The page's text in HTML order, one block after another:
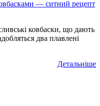
— ситний рецепт
ковбаски, що дають
два плавлені
Детальніше